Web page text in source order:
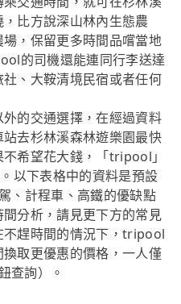
比方說深山林內生態農
，保留更多時間品嚐當地
的司機還能連同行李送達
、大鞍清境民宿或者任何
的交通選擇，在經過資料
去杉林溪森林遊樂園最快
希望花大錢，「tripool」
以下表格中的資料是預設
、計程車、高鐵的優缺點
分析，請見更下方的常見
不趕時間的情況下，tripool
取更優惠的價格，一人僅
查詢）。